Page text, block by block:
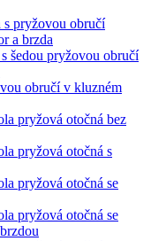
pryžovou obručí
a brzda
šedou pryžovou obručí
obručí v kluzném
pryžová otočná bez
pryžová otočná s
pryžová otočná se
pryžová otočná se